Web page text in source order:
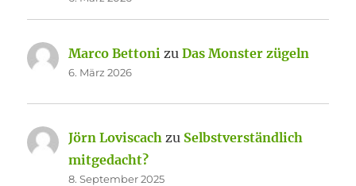
Marco Bettoni zuDas Monster zügeln
6. März 2026
Jörn Loviscach zu Selbstverständlich
mitgedacht?
8. September 2025